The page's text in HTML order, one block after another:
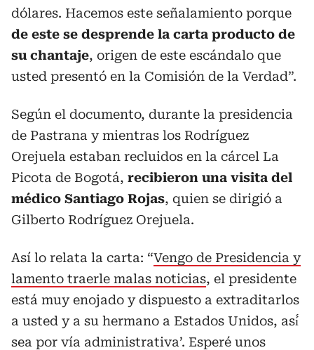
dólares. Hacemos este señalamiento porque
de este se desprende la carta producto de
su chantaje, origen de este escándalo que
usted presentó en la Comisión de la Verdad”.
Según el documento, durante la presidencia
de Pastrana y mientras los Rodríguez
Orejuela estaban recluidos en la cárcel La
Picota de Bogotá, recibieron una visita del
médico Santiago Rojas, quien se dirigió a
Gilberto Rodríguez Orejuela.
Así lo relata la carta: “Vengo de Presidencia y
lamento traerle malas noticias, el presidente
está muy enojado y dispuesto a extraditarlos
a usted y a su hermano a Estados Unidos, así́
sea por vía administrativa’. Esperé unos